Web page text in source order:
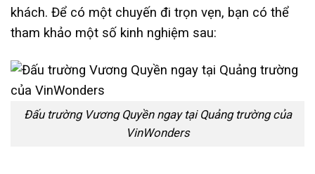
khách. Để có một chuyến đi trọn vẹn, bạn có thể
tham khảo một số kinh nghiệm sau:
Đấu trường Vương Quyền ngay tại Quảng trường của
VinWonders